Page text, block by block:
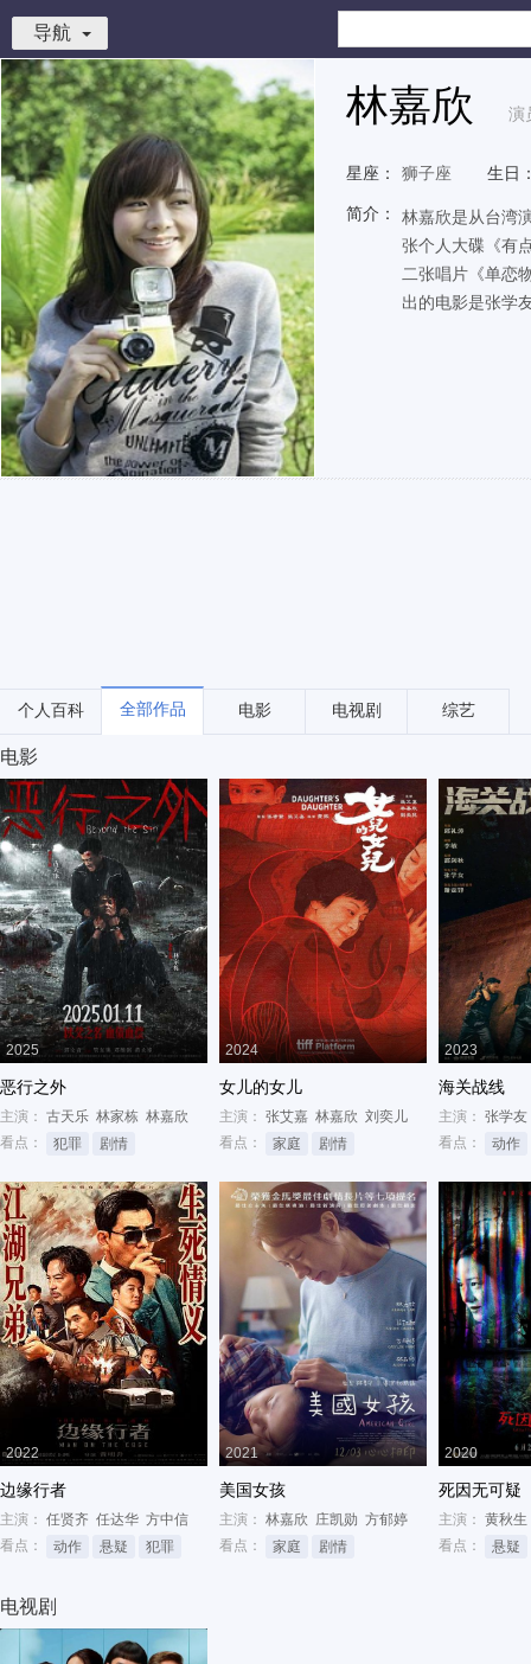
导航
林嘉欣 演
星座： 狮子座 生日
简介：
林嘉欣是从台湾
张个人大碟《有
二张唱片《单恋
出的电影是张学
个人百科 全部作品 电影 电视剧 综艺
电影
2025
恶行之外
主演： 古天乐 林家栋 林嘉欣
看点：
犯罪 剧情
2024
女儿的女儿
主演： 张艾嘉 林嘉欣 刘奕儿
看点：
家庭 剧情
2023
海关战线
主演： 张学友
看点：
动作
2022
边缘行者
主演： 任贤齐 任达华 方中信
看点：
动作 悬疑 犯罪
2021
美国女孩
主演： 林嘉欣 庄凯勋 方郁婷
看点：
家庭 剧情
2020
死因无可疑
主演： 黄秋生
看点：
悬疑
电视剧